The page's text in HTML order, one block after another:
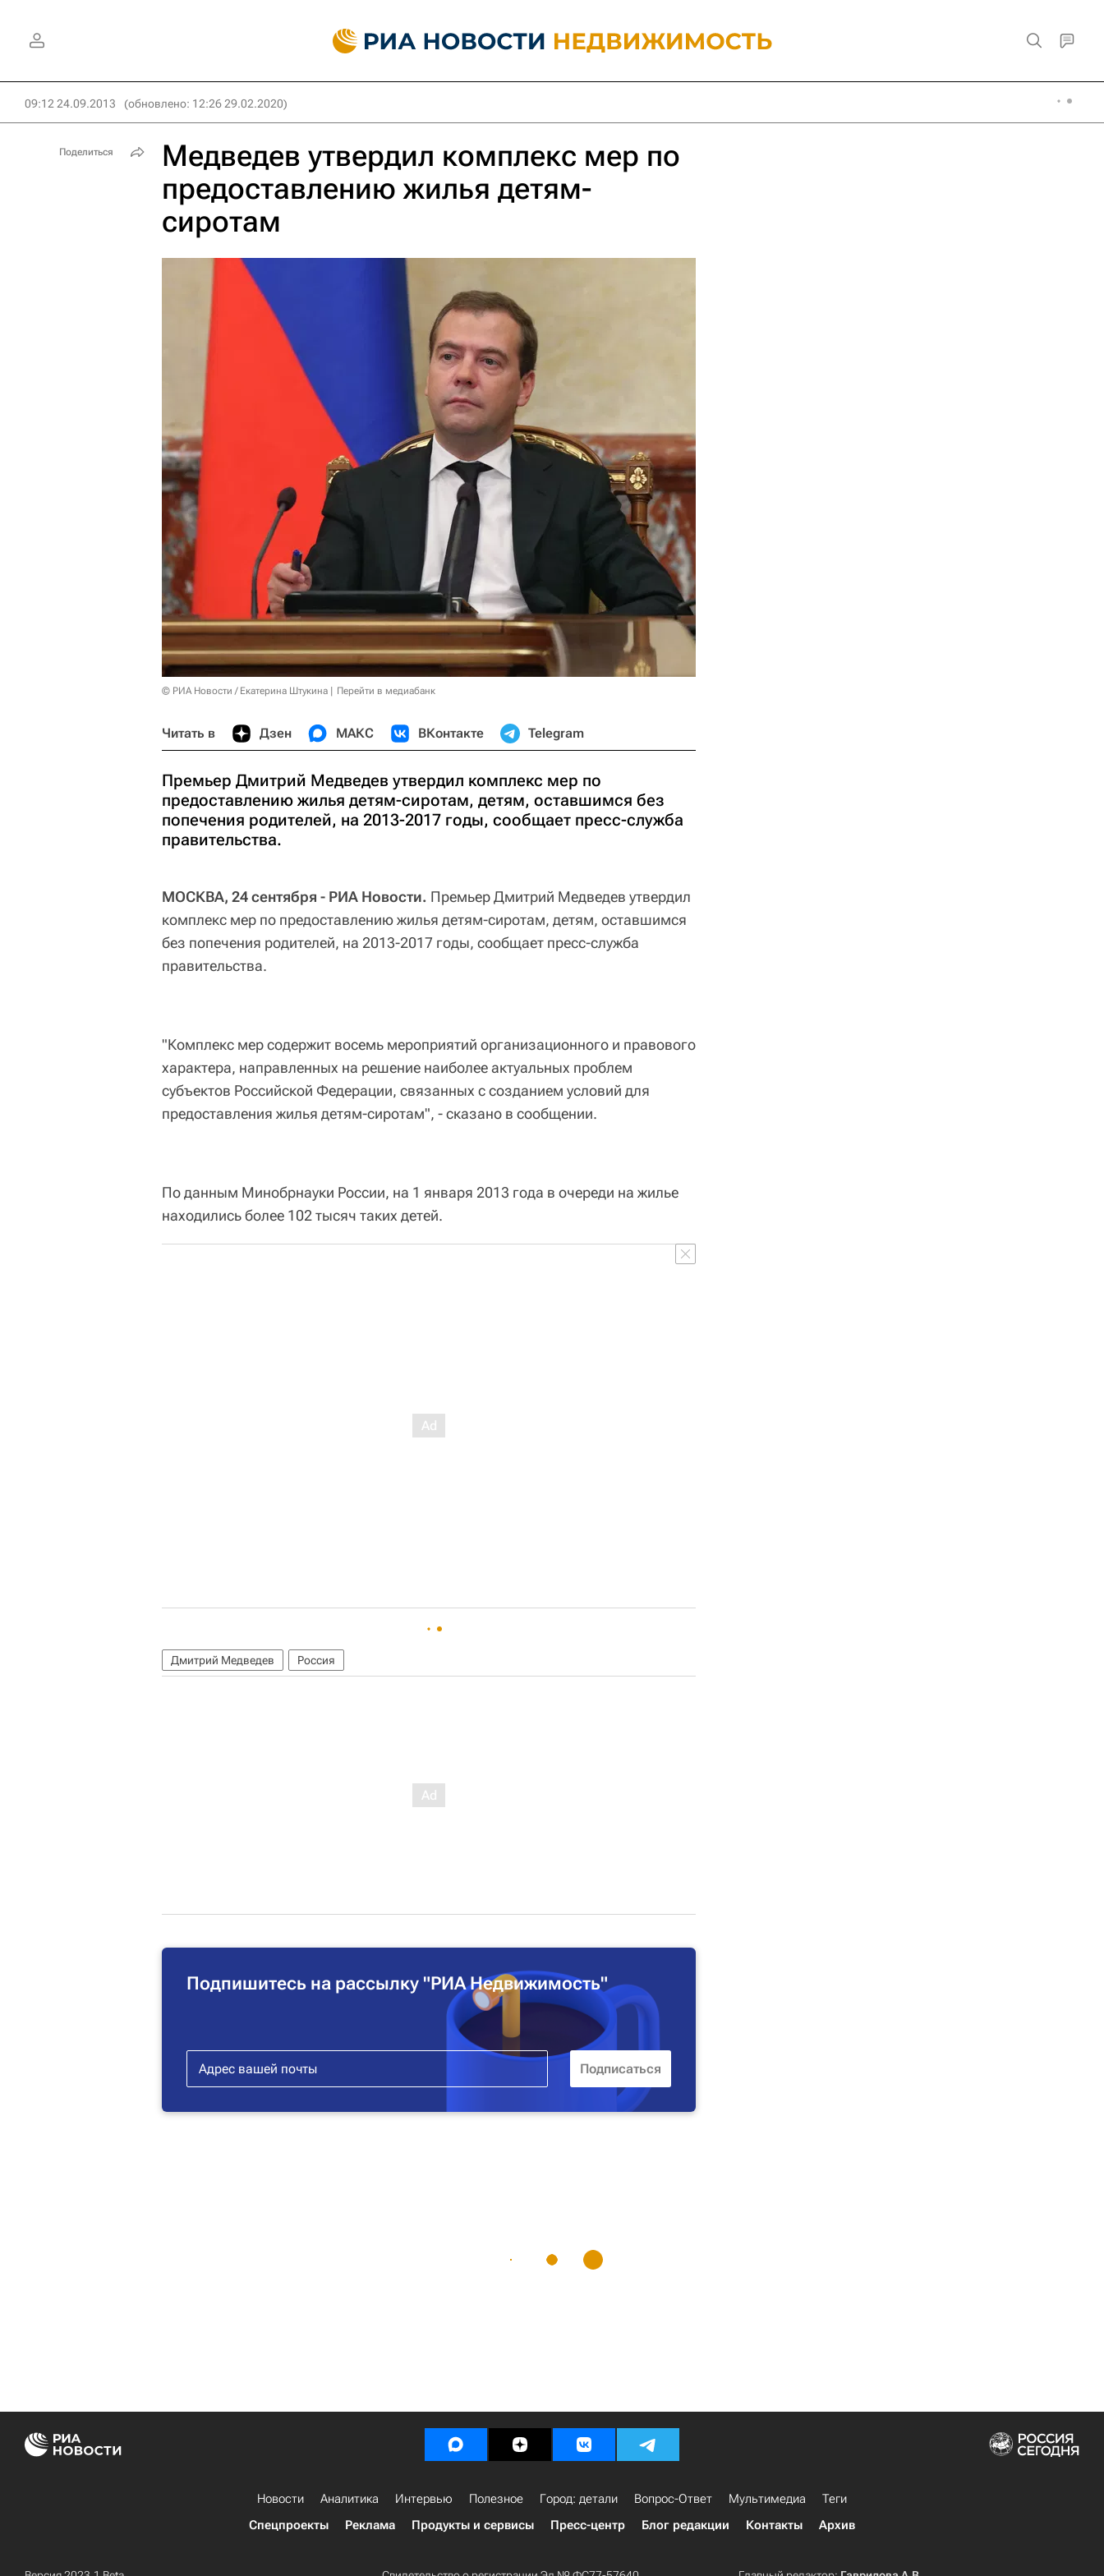
09:12 24.09.2013 (обновлено: 12:26 29.02.2020)
Медведев утвердил комплекс мер по
предоставлению жилья детям-
сиротам
© РИА Новости / Екатерина Штукина Перейти в медиабанк
Читать в Дзен МАКС ВКонтакте Telegram
Премьер Дмитрий Медведев утвердил комплекс мер по
предоставлению жилья детям-сиротам, детям, оставшимся без
попечения родителей, на 2013-2017 годы, сообщает пресс-служба
правительства.
МОСКВА, 24 сентября - РИА Новости. Премьер Дмитрий Медведев утвердил
комплекс мер по предоставлению жилья детям-сиротам, детям, оставшимся
без попечения родителей, на 2013-2017 годы, сообщает пресс-служба
правительства.
"Комплекс мер содержит восемь мероприятий организационного и правового
характера, направленных на решение наиболее актуальных проблем
субъектов Российской Федерации, связанных с созданием условий для
предоставления жилья детям-сиротам", - сказано в сообщении.
По данным Минобрнауки России, на 1 января 2013 года в очереди на жилье
находились более 102 тысяч таких детей.
Дмитрий Медведев Россия
Подпишитесь на рассылку "РИА Недвижимость"
Поделиться
Новости Аналитика Интервью Полезное Город: детали Вопрос-Ответ Мультимедиа
Теги
Спецпроекты
Реклама Продукты и сервисы Пресс-центр Блог редакции Контакты Архив